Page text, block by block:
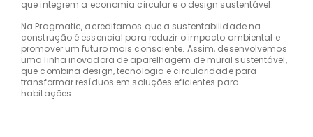
que integrem a economia circular e o design sustentável.
Na Pragmatic, acreditamos que a sustentabilidade na
construção é essencial para reduzir o impacto ambiental e
promover um futuro mais consciente. Assim, desenvolvemos
uma linha inovadora de aparelhagem de mural sustentável,
que combina design, tecnologia e circularidade para
transformar resíduos em soluções eficientes para
habitações.